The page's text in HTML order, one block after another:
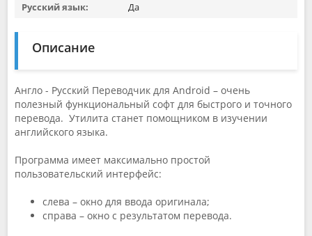
Русский язык:
Да
Описание
Англо - Русский Переводчик для Android – очень
полезный функциональный софт для быстрого и точного
перевода. Утилита станет помощником в изучении
английского языка.
Программа имеет максимально простой
пользовательский интерфейс:
слева – окно для ввода оригинала;
справа – окно с результатом перевода.